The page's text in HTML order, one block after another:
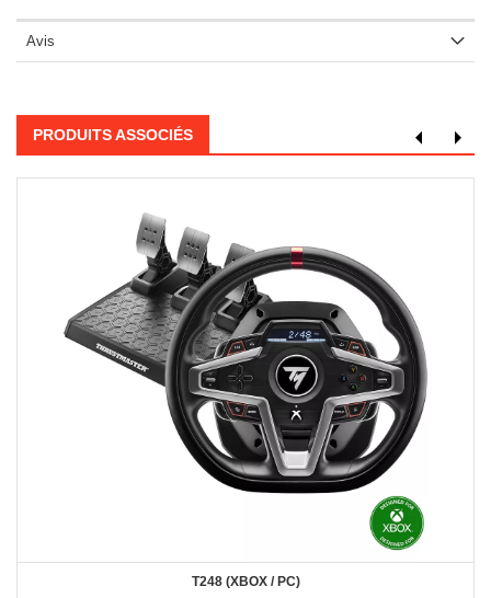
Avis
PRODUITS ASSOCIÉS
T248 (XBOX / PC)